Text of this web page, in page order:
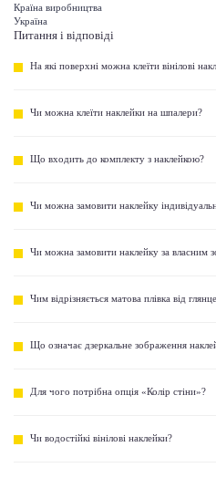
Країна виробництва
Україна
Питання і відповіді
На які поверхні можна клеїти вінілові
Чи можна клеїти наклейки на шпалери?
Що входить до комплекту з наклейкою?
Чи можна замовити наклейку
Чи можна замовити наклейку за власним
Чим відрізняється матова плівка від
Що означає дзеркальне зображення
Для чого потрібна опція «Колір стіни»?
Чи водостійкі вінілові наклейки?